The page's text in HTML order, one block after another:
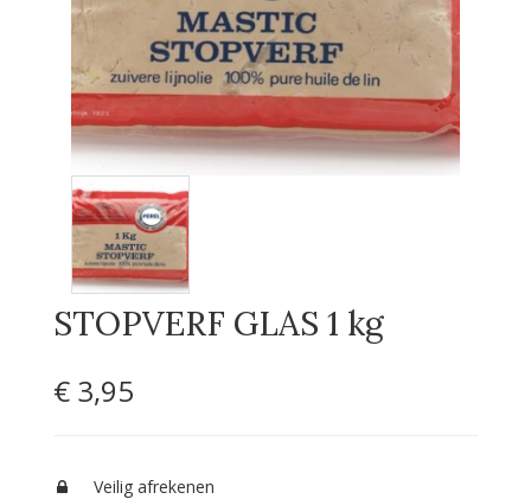
STOPVERF GLAS 1 kg
€ 3,95
Veilig afrekenen